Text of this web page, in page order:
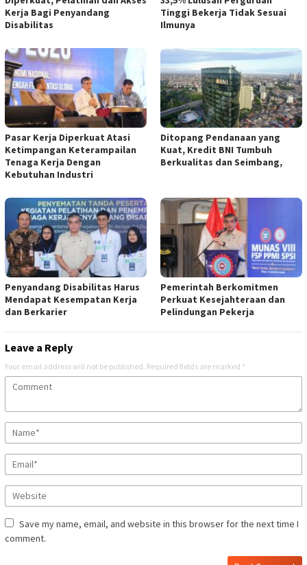
Kerja Bagi Penyandang
Disabilitas
Tinggi Bekerja Tidak Sesuai
Ilmunya
Pasar Kerja Diperkuat Atasi
Ketimpangan Keterampailan
Tenaga Kerja Dengan
Kebutuhan Industri
Ditopang Pendanaan yang
Kuat, Kredit BNI Tumbuh
Berkualitas dan Seimbang,
Penyandang Disabilitas Harus
Mendapat Kesempatan Kerja
dan Berkarier
Pemerintah Berkomitmen
Perkuat Kesejahteraan dan
Pelindungan Pekerja
Leave a Reply
Your email address will not be published. Required fields are marked *
Save my name, email, and website in this browser for the next time I
comment.